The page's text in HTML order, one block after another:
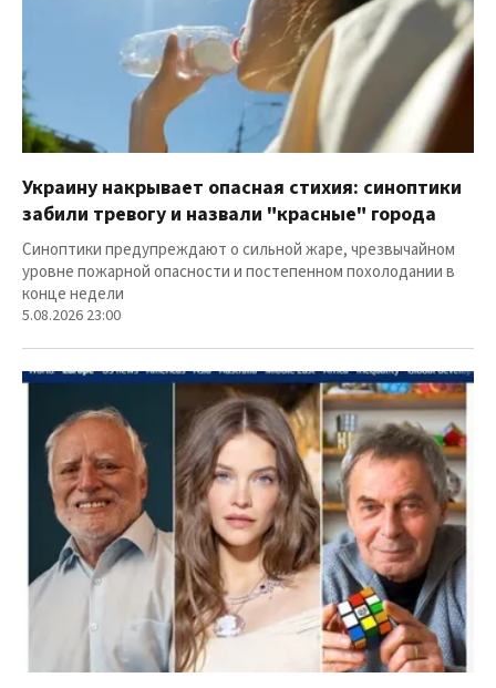
Украину накрывает опасная стихия: синоптики
забили тревогу и назвали "красные" города
Синоптики предупреждают о сильной жаре, чрезвычайном
уровне пожарной опасности и постепенном похолодании в
конце недели
5.08.2026 23:00